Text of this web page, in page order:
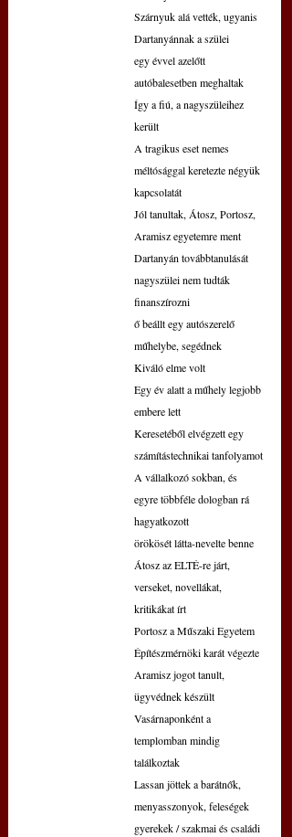
Szárnyuk alá vették, ugyanis
Dartanyánnak a szülei
egy évvel azelőtt
autóbalesetben meghaltak
Így a fiú, a nagyszüleihez
került
A tragikus eset nemes
méltósággal keretezte négyük
kapcsolatát
Jól tanultak, Átosz, Portosz,
Aramisz egyetemre ment
Dartanyán továbbtanulását
nagyszülei nem tudták
finanszírozni
ő beállt egy autószerelő
műhelybe, segédnek
Kiváló elme volt
Egy év alatt a műhely legjobb
embere lett
Keresetéből elvégzett egy
számítástechnikai tanfolyamot
A vállalkozó sokban, és
egyre többféle dologban rá
hagyatkozott
örökösét látta-nevelte benne
Átosz az ELTÉ-re járt,
verseket, novellákat,
kritikákat írt
Portosz a Műszaki Egyetem
Építészmérnöki karát végezte
Aramisz jogot tanult,
ügyvédnek készült
Vasárnaponként a
templomban mindig
találkoztak
Lassan jöttek a barátnők,
menyasszonyok, feleségek
gyerekek / szakmai és családi